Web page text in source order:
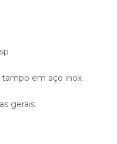
tampo em aço inox
gerais